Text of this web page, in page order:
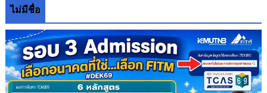
ไม่มีชื่อ